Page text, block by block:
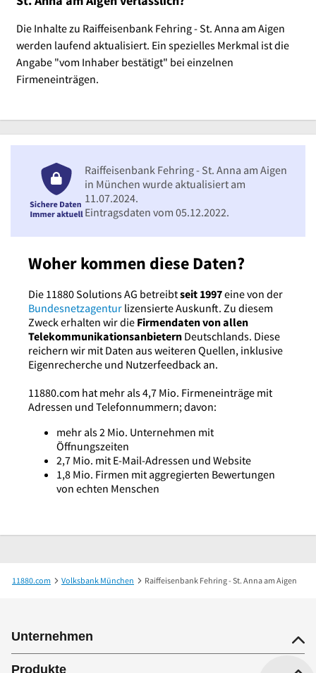
Die Inhalte zu Raiffeisenbank Fehring - St. Anna am Aigen
werden laufend aktualisiert. Ein spezielles Merkmal ist die
Angabe "vom Inhaber bestätigt" bei einzelnen
Firmeneinträgen.
Woher kommen diese Daten?
Die 11880 Solutions AG betreibtseit 1997eine von der
Bundesnetzagentur lizensierte Auskunft. Zu diesem
Zweck erhalten wir die Firmendaten von allen
Telekommunikationsanbietern Deutschlands. Diese
reichern wir mit Daten aus weiteren Quellen, inklusive
Eigenrecherche und Nutzerfeedback an.
11880.com hat mehr als 4,7 Mio. Firmeneinträge mit
Adressen und Telefonnummern; davon:
mehr als 2 Mio. Unternehmen mit
Öffnungszeiten
2,7 Mio. mit E-Mail-Adressen und Website
1,8 Mio. Firmen mit aggregierten Bewertungen
von echten Menschen
Raiffeisenbank Fehring - St. Anna am Aigen
in München wurde aktualisiert am
11.07.2024.
Eintragsdaten vom 05.12.2022.
11880.com Volksbank München Raiffeisenbank Fehring - St. Anna am Aigen
Unternehmen
Produkte